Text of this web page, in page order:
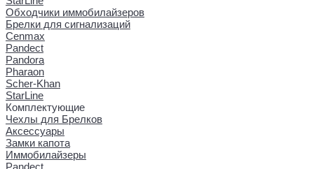
Обходчики иммобилайзеров
Брелки для сигнализаций
Cenmax
Pandect
Pandora
Pharaon
Scher-Khan
StarLine
Комплектующие
Чехлы для Брелков
Аксессуары
Замки капота
Иммобилайзеры
Pandect